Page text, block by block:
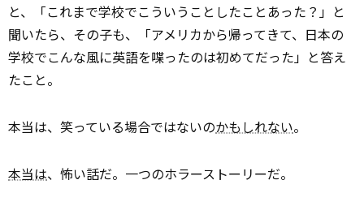
と、「これまで学校でこういうことしたことあった？」と
聞いたら、その子も、「アメリカから帰ってきて、日本の
学校でこんな風に英語を喋ったのは初めてだった」と答え
たこと。
本当は、笑っている場合ではないのかもしれない。
本当は、怖い話だ。一つのホラーストーリーだ。